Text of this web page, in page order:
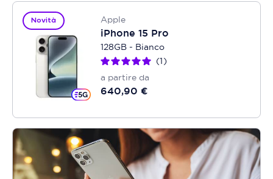
Novità Apple
iPhone 15 Pro
128GB - Bianco
1
a partire da
640,90 €